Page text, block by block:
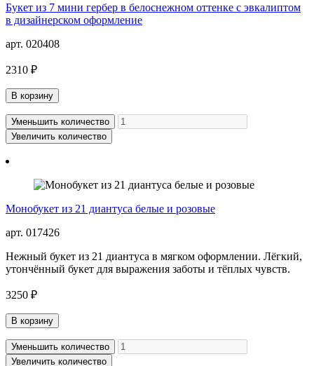
Букет из 7 мини гербер в белоснежном оттенке с эвкалиптом
в дизайнерском оформление
арт. 020408
2310 ₽
В корзину
Уменьшить количество
Увеличить количество
Монобукет из 21 диантуса белые и розовые
арт. 017426
Нежный букет из 21 диантуса в мягком оформлении. Лёгкий,
утончённый букет для выражения заботы и тёплых чувств.
3250 ₽
В корзину
Уменьшить количество
Увеличить количество